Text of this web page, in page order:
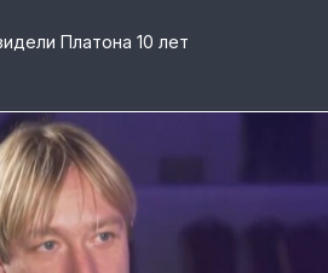
Платона 10 лет